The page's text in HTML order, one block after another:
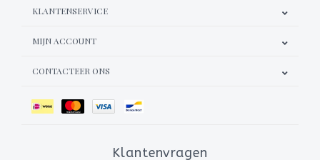
KLANTENSERVICE
MIJN ACCOUNT
CONTACTEER ONS
Klantenvragen